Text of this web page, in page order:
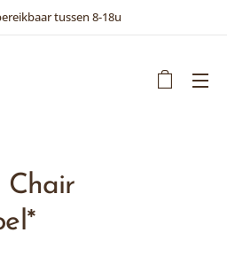
tussen 8-18u
Chair